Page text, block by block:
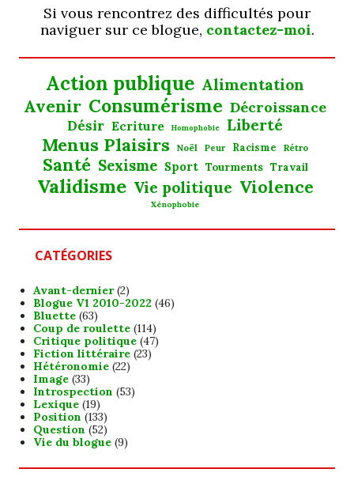
Si vous rencontrez des difficultés pour
naviguer sur ce blogue, contactez-moi.
Action publique Alimentation
Avenir Consumérisme Décroissance
Désir Ecriture Homophobie Liberté
Menus Plaisirs Noël Peur Racisme Rétro
Santé Sexisme Sport Tourments Travail
Validisme Vie politique Violence
Xénophobie
CATÉGORIES
Avant-dernier(2)
Blogue V1 2010-2022 (46)
Bluette(63)
Coup de roulette(114)
Critique politique(47)
Fiction littéraire(23)
Hétéronomie(22)
Image(33)
Introspection (53)
Lexique(19)
Position (133)
Question (52)
Vie du blogue(9)